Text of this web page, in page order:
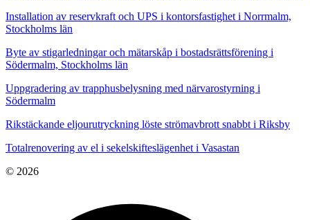
Installation av reservkraft och UPS i kontorsfastighet i Norrmalm,
Stockholms län
Byte av stigarledningar och mätarskåp i bostadsrättsförening i
Södermalm, Stockholms län
Uppgradering av trapphusbelysning med närvarostyrning i
Södermalm
Rikstäckande eljourutryckning löste strömavbrott snabbt i Riksby
Totalrenovering av el i sekelskifteslägenhet i Vasastan
© 2026